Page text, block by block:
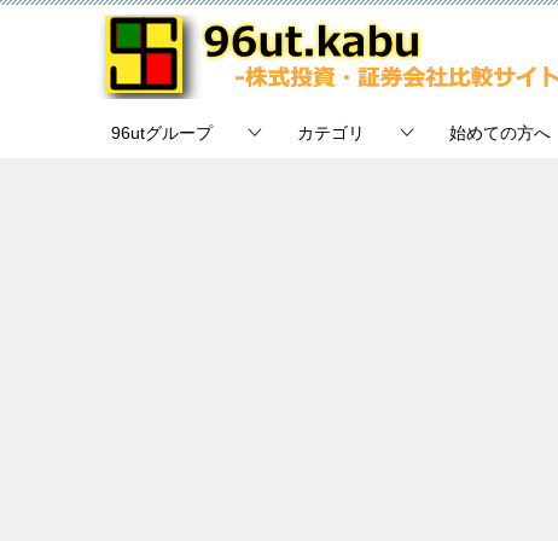
96utグループ カテゴリ 始めての方へ